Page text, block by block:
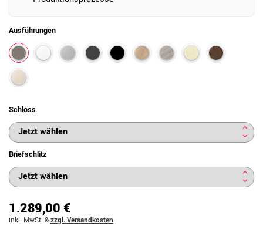
Ausführungen
Schloss
Briefschlitz
1.289,00 €
inkl. MwSt. &zzgl. Versandkosten